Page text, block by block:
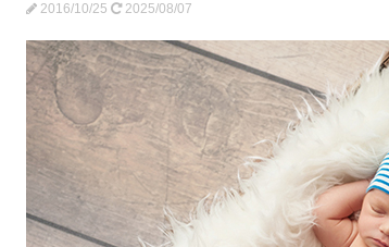
2016/10/25 2025/08/07